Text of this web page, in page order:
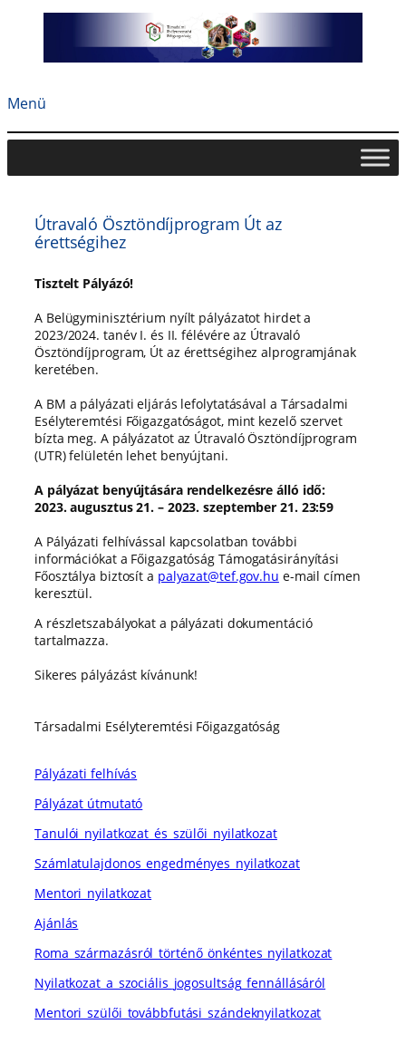
Menü
Útravaló Ösztöndíjprogram Út az
érettségihez
Tisztelt Pályázó!
A Belügyminisztérium nyílt pályázatot hirdet a
2023/2024. tanév I. és II. félévére az Útravaló
Ösztöndíjprogram, Út az érettségihez alprogramjának
keretében.
A BM a pályázati eljárás lefolytatásával a Társadalmi
Esélyteremtési Főigazgatóságot, mint kezelő szervet
bízta meg. A pályázatot az Útravaló Ösztöndíjprogram
(UTR) felületén lehet benyújtani.
A pályázat benyújtására rendelkezésre álló idő:
2023. augusztus 21. – 2023. szeptember 21. 23:59
A Pályázati felhívással kapcsolatban további
információkat a Főigazgatóság Támogatásirányítási
Főosztálya biztosít a palyazat@tef.gov.hu e-mail címen
keresztül.
A részletszabályokat a pályázati dokumentáció
tartalmazza.
Sikeres pályázást kívánunk!
Társadalmi Esélyteremtési Főigazgatóság
Pályázati felhívás
Pályázat útmutató
Tanulói_nyilatkozat_és_szülői_nyilatkozat
Számlatulajdonos_engedményes_nyilatkozat
Mentori_nyilatkozat
Ajánlás
Roma_származásról_történő_önkéntes_nyilatkozat
Nyilatkozat_a_szociális_jogosultság_fennállásáról
Mentori_szülői_továbbfutási_szándeknyilatkozat